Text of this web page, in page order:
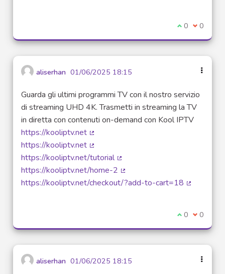
Je suis
0 Je ne
0
aliserhan 01/06/2025 18:15
Guarda gli ultimi programmi TV con il nostro servizio
di streaming UHD 4K. Trasmetti in streaming la TV
in diretta con contenuti on-demand con Kool IPTV
https://kooliptv.net
(Lien externe)
https://kooliptv.net
(Lien externe)
https://kooliptv.net/tutorial
(Lien externe)
https://kooliptv.net/home-2
(Lien externe)
https://kooliptv.net/checkout/?add-to-cart=18
Je suis
0 Je ne
0
aliserhan 01/06/2025 18:15